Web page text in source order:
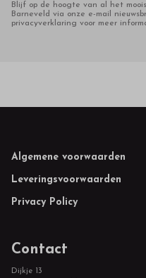
Blijf op de hoogte van al het
Barneveld via onze e-mail
privacyverklaring voor meer
Footer
Algemene voorwaarden
Leveringsvoorwaarden
Privacy Policy
Contact
Dijkje 13